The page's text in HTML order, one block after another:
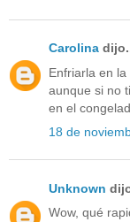
Carolina
Enfriarla en
aunque si no
en el
18 de
Unknown
Wow, qué